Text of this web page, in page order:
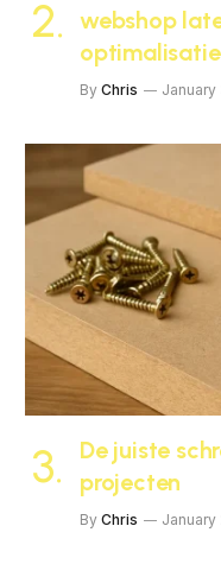
webshop
optimalisatie
By Chris January
De juiste
projecten
By Chris January